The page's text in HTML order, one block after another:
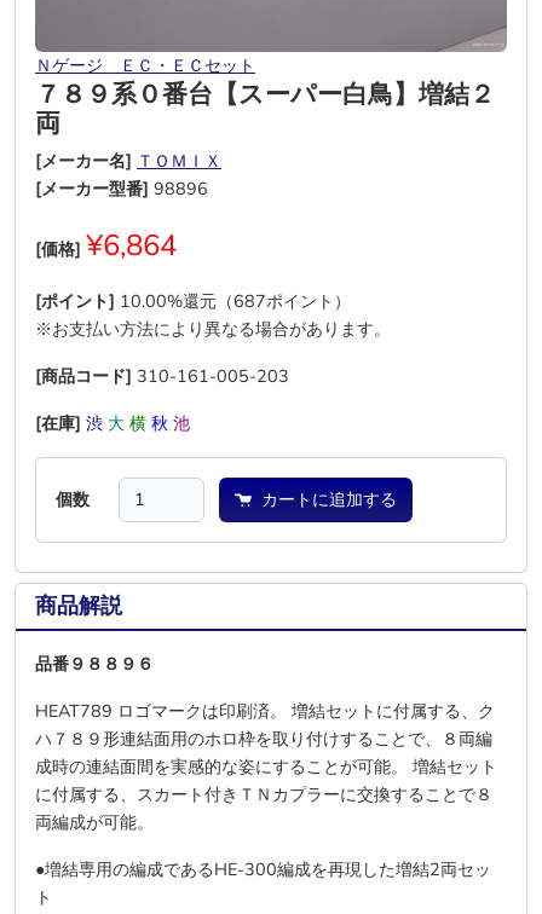
Ｎゲージ ＥＣ・ＥＣセット
７８９系０番台【スーパー白鳥】増結２
両
[メーカー名] ＴＯＭＩＸ
[メーカー型番] 98896
[価格] ¥6,864
[ポイント] 10.00%還元（687ポイント）
※お支払い方法により異なる場合があります。
[商品コード] 310-161-005-203
[在庫] 渋 大 横 秋 池
個数 カートに追加する
商品解説
品番９８８９６
HEAT789 ロゴマークは印刷済。 増結セットに付属する、ク
ハ７８９形連結面用のホロ枠を取り付けすることで、８両編
成時の連結面間を実感的な姿にすることが可能。 増結セット
に付属する、スカート付きＴＮカプラーに交換することで８
両編成が可能。
●増結専用の編成であるHE-300編成を再現した増結2両セッ
ト